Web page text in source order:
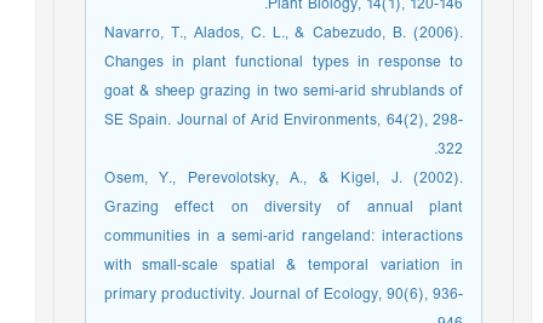
Navarro, T., Alados, C. L., & Cabezudo, B. (2006).
Changes in plant functional types in response to
goat & sheep grazing in two semi-arid shrublands of
SE Spain. Journal of Arid Environments, 64(2), 298-
322.
Osem, Y., Perevolotsky, A., & Kigel, J. (2002).
Grazing effect on diversity of annual plant
communities in a semi‐arid rangeland: interactions
with small‐scale spatial & temporal variation in
primary productivity. Journal of Ecology, 90(6), 936-